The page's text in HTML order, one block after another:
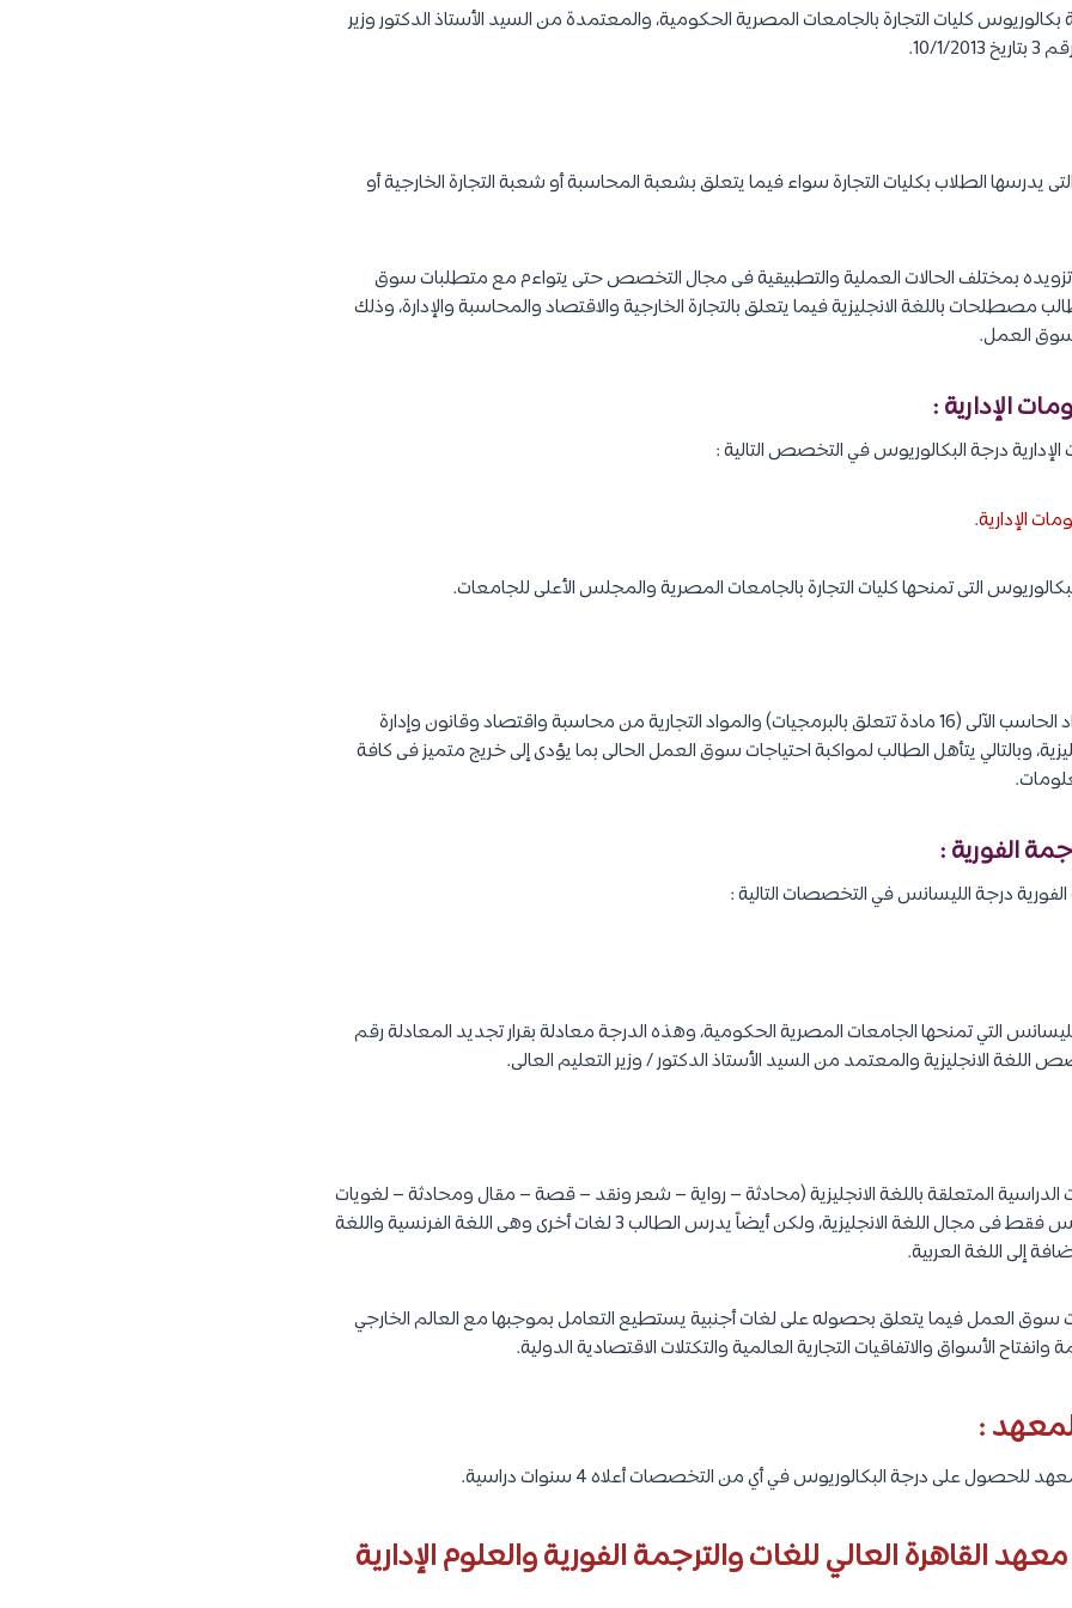
كليات التجارة بالجامعات المصرية الحكومية، والمعتمدة من السيد الأستاذ الدكتور وزير
2013.
يدرسها الطلاب بكليات التجارة سواء فيما يتعلق بشعبة المحاسبة أو شعبة التجارة الخارجية أو
وتزويده بمختلف الحالات العملية والتطبيقية فى مجال التخصص حتى يتواءم مع متطلبات سوق
مصطلحات باللغة الانجليزية فيما يتعلق بالتجارة الخارجية والاقتصاد والمحاسبة والإدارة، وذلك
سوق العمل.
درجة البكالوريوس في التخصص التالية :
الإدارية.
التى تمنحها كليات التجارة بالجامعات المصرية والمجلس الأعلى للجامعات.
يجمع الطالب بين دراسة مواد الحاسب الآلى (16 مادة تتعلق بالبرمجيات) والمواد التجارية من محاسبة واقتصاد وقانون وإدارة
وبالتالي يتأهل الطالب لمواكبة احتياجات سوق العمل الحالى بما يؤدى إلى خريج متميز فى كافة
درجة الليسانس في التخصصات التالية :
التي تمنحها الجامعات المصرية الحكومية، وهذه الدرجة معادلة بقرار تجديد المعادلة رقم
المتعلقة باللغة الانجليزية (محادثة – رواية – شعر ونقد – قصة – مقال ومحادثة – لغويات
وصوتيات……وغيرها) ،هذا ليس فقط فى مجال اللغة الانجليزية، ولكن أيضاً يدرس الطالب 3 لغات أخرى وهى اللغة الفرنسية واللغة
إلى اللغة العربية.
سوق العمل فيما يتعلق بحصوله على لغات أجنبية يستطيع التعامل بموجبها مع العالم الخارجي
الأسواق والاتفاقيات التجارية العالمية والتكتلات الاقتصادية الدولية.
:
على درجة البكالوريوس في أي من التخصصات أعلاه 4 سنوات دراسية.
القاهرة العالي للغات والترجمة الفورية والعلوم الإدارية